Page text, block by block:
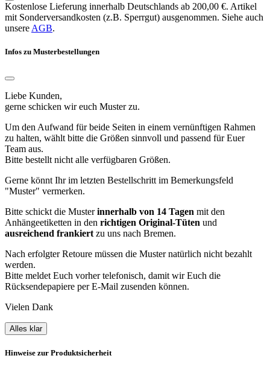
Kostenlose Lieferung innerhalb Deutschlands ab 200,00 €. Artikel
mit Sonderversandkosten (z.B. Sperrgut) ausgenommen. Siehe auch
unsere AGB.
Infos zu Musterbestellungen
Liebe Kunden,
gerne schicken wir euch Muster zu.
Um den Aufwand für beide Seiten in einem vernünftigen Rahmen
zu halten, wählt bitte die Größen sinnvoll und passend für Euer
Team aus.
Bitte bestellt nicht alle verfügbaren Größen.
Gerne könnt Ihr im letzten Bestellschritt im Bemerkungsfeld
"Muster" vermerken.
Bitte schickt die Musterinnerhalb von 14 Tagen mit den
Anhängeetiketten in den richtigen Original-Tüten und
ausreichend frankiert zu uns nach Bremen.
Nach erfolgter Retoure müssen die Muster natürlich nicht bezahlt
werden.
Bitte meldet Euch vorher telefonisch, damit wir Euch die
Rücksendepapiere per E-Mail zusenden können.
Vielen Dank
Alles klar
Hinweise zur Produktsicherheit